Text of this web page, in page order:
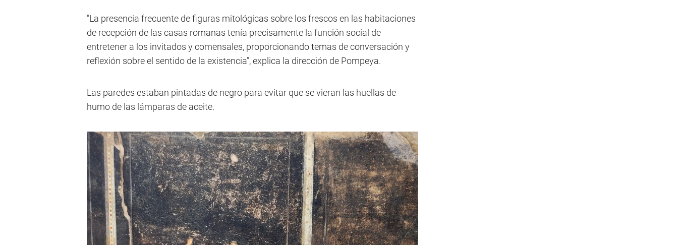
"La presencia frecuente de figuras mitológicas sobre los frescos en las habitaciones
de recepción de las casas romanas tenía precisamente la función social de
entretener a los invitados y comensales, proporcionando temas de conversación y
reflexión sobre el sentido de la existencia", explica la dirección de Pompeya.
Las paredes estaban pintadas de negro para evitar que se vieran las huellas de
humo de las lámparas de aceite.